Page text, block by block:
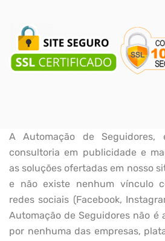
A Automação de
consultoria em publicidade e
as soluções ofertadas em nosso
e não existe nenhum vínculo
redes sociais (Facebook,
Automação de Seguidores não é
por nenhuma das empresas,